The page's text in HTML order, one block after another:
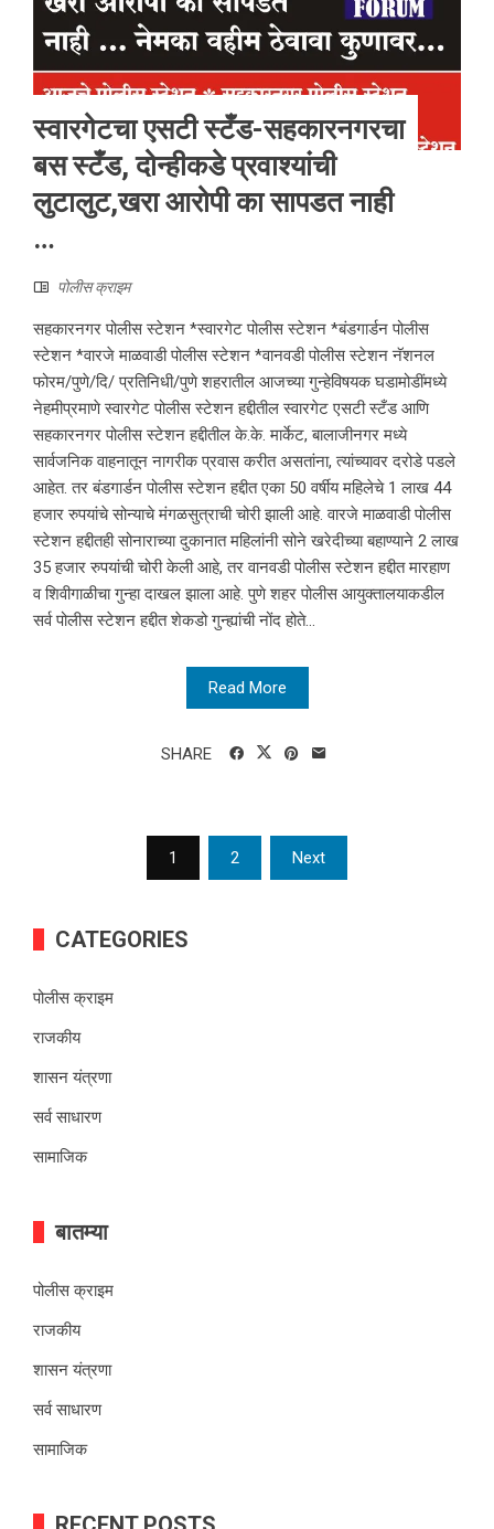
स्वारगेटचा एसटी स्टँड-सहकारनगरचा
बस स्टँड, दोन्हीकडे प्रवाश्यांची
लुटालुट,खरा आरोपी का सापडत नाही
…
पोलीस क्राइम
सहकारनगर पोलीस स्टेशन *स्वारगेट पोलीस स्टेशन *बंडगार्डन पोलीस
स्टेशन *वारजे माळवाडी पोलीस स्टेशन *वानवडी पोलीस स्टेशन नॅशनल
फोरम/पुणे/दि/ प्रतिनिधी/पुणे शहरातील आजच्या गुन्हेविषयक घडामोडींमध्ये
नेहमीप्रमाणे स्वारगेट पोलीस स्टेशन हद्दीतील स्वारगेट एसटी स्टँड आणि
सहकारनगर पोलीस स्टेशन हद्दीतील के.के. मार्केट, बालाजीनगर मध्ये
सार्वजनिक वाहनातून नागरीक प्रवास करीत असतांना, त्यांच्यावर दरोडे पडले
आहेत. तर बंडगार्डन पोलीस स्टेशन हद्दीत एका 50 वर्षीय महिलेचे 1 लाख 44
हजार रुपयांचे सोन्याचे मंगळसुत्राची चोरी झाली आहे. वारजे माळवाडी पोलीस
स्टेशन हद्दीतही सोनाराच्या दुकानात महिलांनी सोने खरेदीच्या बहाण्याने 2 लाख
35 हजार रुपयांची चोरी केली आहे, तर वानवडी पोलीस स्टेशन हद्दीत मारहाण
व शिवीगाळीचा गुन्हा दाखल झाला आहे. पुणे शहर पोलीस आयुक्तालयाकडील
सर्व पोलीस स्टेशन हद्दीत शेकडो गुन्ह्यांची नोंद होते...
Read More
SHARE
pagination
1 2 Next
CATEGORIES
पोलीस क्राइम
राजकीय
शासन यंत्रणा
सर्व साधारण
सामाजिक
बातम्या
पोलीस क्राइम
राजकीय
शासन यंत्रणा
सर्व साधारण
सामाजिक